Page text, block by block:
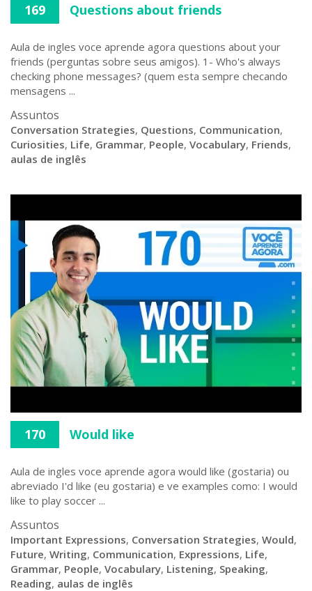
169 Questions about friends
Aula de ingles voce aprende agora questions about your
friends (perguntas sobre seus amigos). 1- Who's always
checking phone messages? (quem esta sempre checando
mensagens ...
Assuntos
Conversation Strategies, Questions, Communication,
Curiosities, Life, Grammar, People, Vocabulary, Friends,
aulas de inglês
170 Would like
Aula de ingles voce aprende agora would like (gostaria) ou
abreviado I'd like (eu gostaria) e ve examples como: I would
like to play soccer ...
Assuntos
Important Expressions, Conversation Strategies, Would,
Future, Writing, Communication, Expressions, Life,
Grammar, People, Vocabulary, Listening, Speaking,
Reading, aulas de inglês